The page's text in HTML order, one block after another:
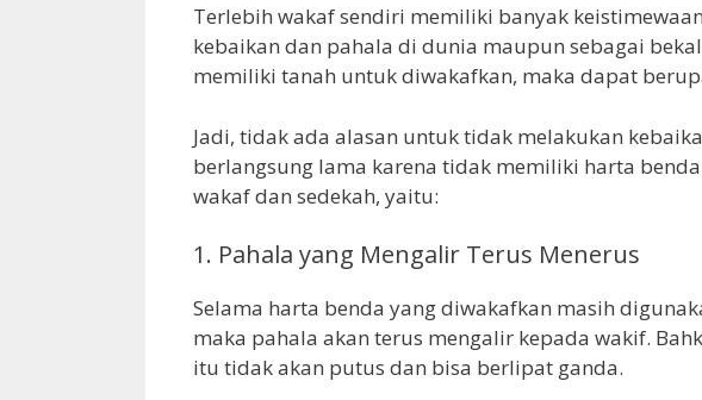
Terlebih wakaf sendiri memiliki banyak
kebaikan dan pahala di dunia maupun sebagai
memiliki tanah untuk diwakafkan, maka dapat
Jadi, tidak ada alasan untuk tidak melakukan
berlangsung lama karena tidak memiliki harta
wakaf dan sedekah, yaitu:
1. Pahala yang Mengalir Terus Menerus
Selama harta benda yang diwakafkan masih
maka pahala akan terus mengalir kepada wakif.
itu tidak akan putus dan bisa berlipat ganda.